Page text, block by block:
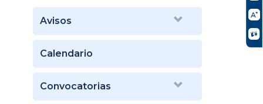
Avisos
Calendario
Convocatorias